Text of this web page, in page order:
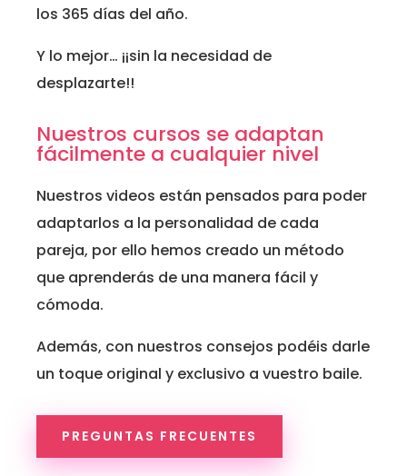
los 365 días del año.
Y lo mejor… ¡¡sin la necesidad de
desplazarte!!
Nuestros cursos se adaptan
fácilmente a cualquier nivel
Nuestros videos están pensados para poder
adaptarlos a la personalidad de cada
pareja, por ello hemos creado un método
que aprenderás de una manera fácil y
cómoda.
Además, con nuestros consejos podéis darle
un toque original y exclusivo a vuestro baile.
PREGUNTAS FRECUENTES